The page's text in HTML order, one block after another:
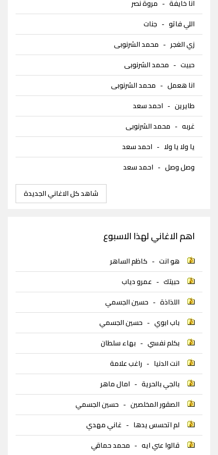
انا خايفة - مروة نصر
اللي فاتو - جنات
زي الغجر - محمد الشرنوبى
حبيت - محمد الشرنوبى
انا هعمل - محمد الشرنوبى
طايرين - احمد سعد
غربه - محمد الشرنوبى
يا ولا يا ولا - احمد سعد
وصل وصل - احمد سعد
شاهد كل الاغاني الجديدة
اهم الاغاني لهذا الاسبوع
هو انت - كاظم الساهر
حبيتك - عمرو دياب
اللذاذة - حسين الجسمي
باب ابوي - حسين الجسمي
بكلم نفسي - بهاء سلطان
انت الدنيا - راغب علامة
بالجي بالحرية - امال ماهر
الصقور المخلصين - حسين الجسمي
لم اتحسس يدها - غاني مهدي
قالوا عني ايه - محمد حماقي